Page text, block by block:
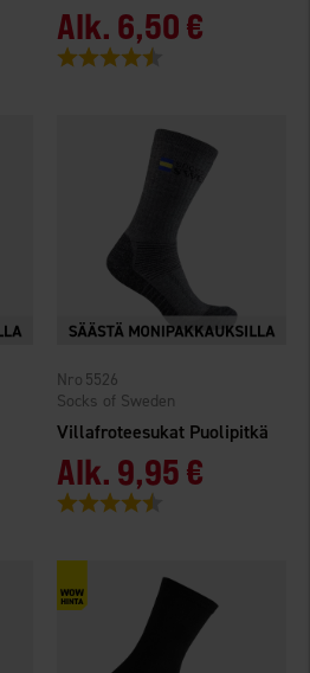
Alk. 6,50 €
Arvio:
Villafroteesukat Puolipitkä
Socks of Sweden
5526
Alk. 9,95 €
Arvio: